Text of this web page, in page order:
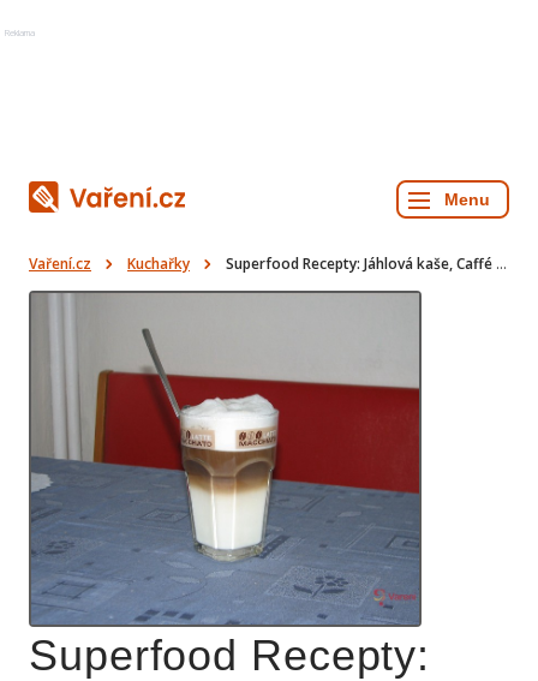
Reklama
Vaření.cz Kuchařky Superfood Recepty: Jáhlová kaše, Caffé latte, Frapé a další
Superfood Recepty: